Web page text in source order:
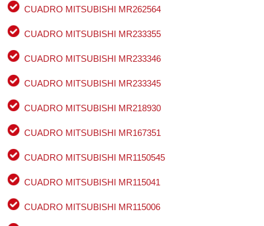
CUADRO MITSUBISHI MR262564
CUADRO MITSUBISHI MR233355
CUADRO MITSUBISHI MR233346
CUADRO MITSUBISHI MR233345
CUADRO MITSUBISHI MR218930
CUADRO MITSUBISHI MR167351
CUADRO MITSUBISHI MR1150545
CUADRO MITSUBISHI MR115041
CUADRO MITSUBISHI MR115006